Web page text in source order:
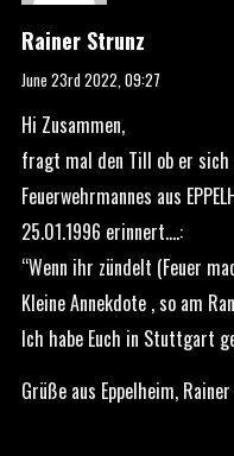
Rainer Strunz
June 23rd 2022,09:27
Hi Zusammen,
fragt mal den Till ob er sich
Feuerwehrmannes aus
25.01.1996 erinnert….:
“Wenn ihr zündelt (Feuer
Kleine Annekdote , so am
Ich habe Euch in Stuttgart
Grüße aus Eppelheim, Rainer